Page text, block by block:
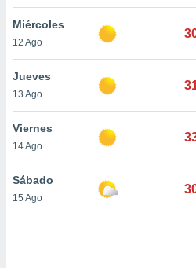
sitio
En
sean
el sitio
ni para
o
Miércoles
12 Ago
Jueves
13 Ago
Viernes
14 Ago
Sábado
15 Ago